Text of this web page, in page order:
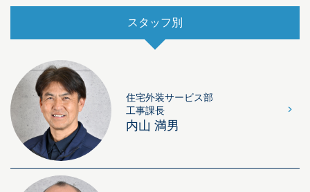
スタッフ別
住宅外装サービス部
工事課長
内山 満男